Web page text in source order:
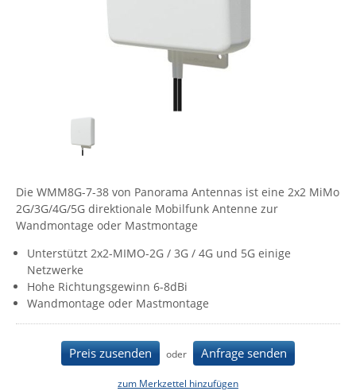
IP, WLAN & GSM Sensorik
IoT - Internet of Things
IPC, Industrielle Netzwerktechnik & WLAN
Industrielle Netzwerktechnik / Kommunikation
Wi-Fi - WLAN - Wireless
IT Netzwerktechnik / Kommunikation
Fokus Technologies
Gefen
Gude
Guntermann & Drunck
High Sec Labs
HW group
Die WMM8G-7-38 von Panorama Antennas ist eine 2x2 MiMo
2G/3G/4G/5G direktionale Mobilfunk Antenne zur
Wandmontage oder Mastmontage
Unterstützt 2x2-MIMO-2G / 3G / 4G und 5G einige
Netzwerke
Hohe Richtungsgewinn 6-8dBi
Wandmontage oder Mastmontage
Preis zusenden oder Anfrage senden
zum Merkzettel hinzufügen